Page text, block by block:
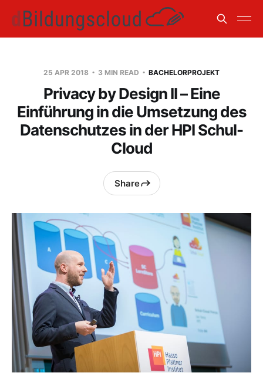
25 APR 2018 3 MIN READ BACHELORPROJEKT
Privacy by Design II – Eine
Einführung in die Umsetzung des
Datenschutzes in der HPI Schul-
Cloud
Share